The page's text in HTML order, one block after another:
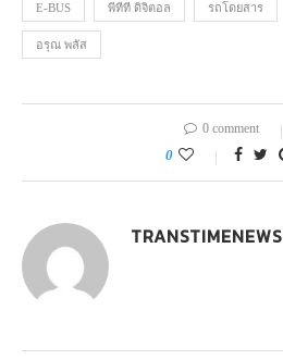
E-BUS พีทีที ดิจิตอล รถโดยสาร
อรุณ พลัส
0 comment
0
TRANSTIMENEWS